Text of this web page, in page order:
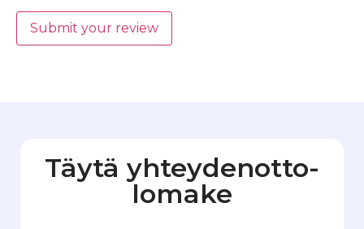
Submit your review
Täytä yhteydenotto­
lomake